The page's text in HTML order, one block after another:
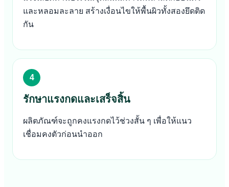
และหลอมละลาย สร้างเงื่อนไขให้พื้นผิวทั้งสองยึดติด
กัน
รักษาแรงกดและเสร็จสิ้น
ผลิตภัณฑ์จะถูกคงแรงกดไว้ช่วงสั้น ๆ เพื่อให้แนว
เชื่อมคงตัวก่อนนำออก